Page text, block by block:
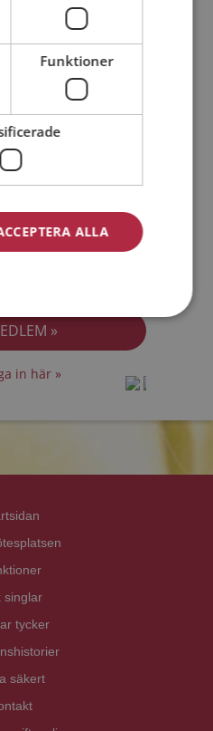
in här »
singlar
tycker
säkert
Funktioner
ALLA